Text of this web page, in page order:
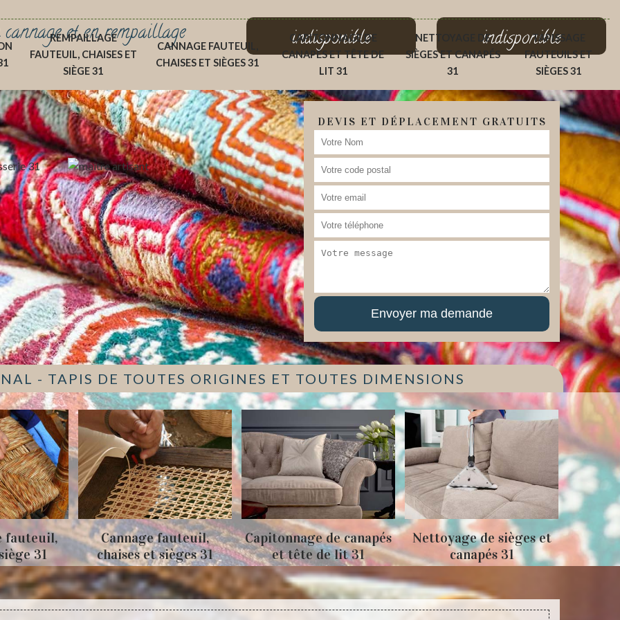
et en rempaillage indisponible indisponible
REMPAILLAGE
FAUTEUIL, CHAISES ET
SIÈGE 31
CANNAGE FAUTEUIL,
CHAISES ET SIÈGES 31
CAPITONNAGE DE
CANAPÉS ET TÊTE DE
LIT 31
NETTOYAGE DE
SIÈGES ET CANAPÉS
31
TAPISSAGE
FAUTEUILS ET
SIÈGES 31
DEVIS ET DÉPLACEMENT GRATUITS
- TAPIS DE TOUTES ORIGINES ET TOUTES DIMENSIONS
fauteuil,
31
Cannage fauteuil,
chaises et sièges 31
Capitonnage de canapés
et tête de lit 31
Nettoyage de sièges et
canapés 31